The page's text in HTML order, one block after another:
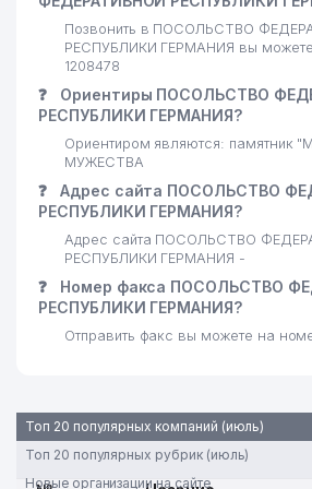
25 BERAD-TEKS ООО
26 BISMILLAH CHEF GROUP
27
НАЦИОНАЛЬНАЯ
УЗБЕКИСТАНА им. А. НАВОИ
28 ALP HAMKOR ЧП
29
НАЦИОНАЛЬНАЯ ГВАРДИЯ
РЕСПУБЛИКИ УЗБЕКИСТАН
30 NIAGARA-KOMMUNAL ТЧСЖ
32 QASHQAR-UCHINCHI ТЧСЖ
33 TOP AGRO SEEDS ООО
Позвонить в ПОСОЛЬСТВО
РЕСПУБЛИКИ ГЕРМАНИЯ вы
1208478
❓
Ориентиры ПОСОЛЬСТВО
РЕСПУБЛИКИ ГЕРМАНИЯ?
Ориентиром являются: памятник
МУЖЕСТВА
❓
Адрес сайта ПОСОЛЬСТВО
РЕСПУБЛИКИ ГЕРМАНИЯ?
Адрес сайта ПОСОЛЬСТВО
РЕСПУБЛИКИ ГЕРМАНИЯ -
❓
Номер факса ПОСОЛЬСТВО
РЕСПУБЛИКИ ГЕРМАНИЯ?
Отправить факс вы можете на
Топ 20 популярных компаний (июль)
Топ 20 популярных рубрик (июль)
Новые организации на сайте